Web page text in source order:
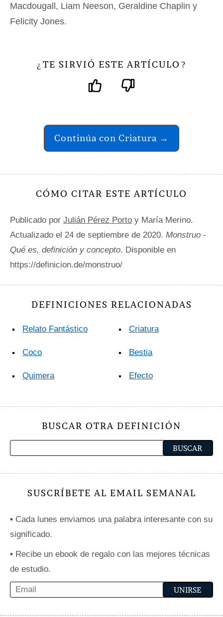
Macdougall, Liam Neeson, Geraldine Chaplin y
Felicity Jones.
¿ TE SIRVIÓ ESTE ARTÍCULO ?
Continúa con Criatura →
CÓMO CITAR ESTE ARTÍCULO
Publicado por Julián Pérez Porto y María Merino.
Actualizado el 24 de septiembre de 2020. Monstruo -
Qué es, definición y concepto. Disponible en
https://definicion.de/monstruo/
DEFINICIONES RELACIONADAS
Relato Fantástico
Coco
Quimera
Criatura
Bestia
Efecto
BUSCAR OTRA DEFINICIÓN
SUSCRÍBETE AL EMAIL SEMANAL
• Cada lunes enviamos una palabra interesante con su
significado.
• Recibe un ebook de regalo con las mejores técnicas
de estudio.